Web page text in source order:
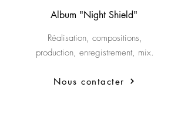
Album "Night Shield"
Réalisation, compositions,
production, enregistrement, mix.
Nous contacter